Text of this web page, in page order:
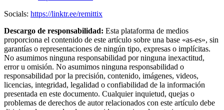
Socials: https://linktr.ee/remittix
Descargo de responsabilidad: Esta plataforma de medios
proporciona el contenido de este artículo sobre una base «as-es», sin
garantías o representaciones de ningún tipo, expresas o implícitas.
No asumimos ninguna responsabilidad por ninguna inexactitud,
error u omisión. No asumimos ninguna responsabilidad o
responsabilidad por la precisión, contenido, imágenes, videos,
licencias, integridad, legalidad o confiabilidad de la información
presentada en este documento. Cualquier inquietud, quejas o
problemas de derechos de autor relacionados con este artículo debe